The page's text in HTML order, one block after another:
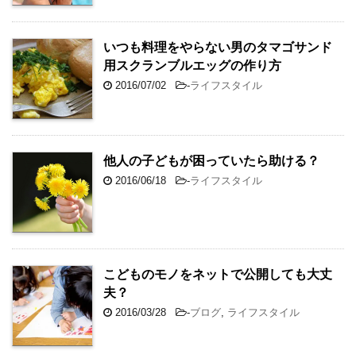
いつも料理をやらない男のタマゴサンド
用スクランブルエッグの作り方
2016/07/02 -ライフスタイル
他人の子どもが困っていたら助ける？
2016/06/18 -ライフスタイル
こどものモノをネットで公開しても大丈
夫？
2016/03/28 -ブログ ライフスタイル